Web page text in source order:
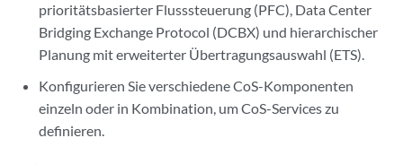
prioritätsbasierter Flusssteuerung (PFC), Data Center
Bridging Exchange Protocol (DCBX) und hierarchischer
Planung mit erweiterter Übertragungsauswahl (ETS).
Konfigurieren Sie verschiedene CoS-Komponenten
einzeln oder in Kombination, um CoS-Services zu
definieren.